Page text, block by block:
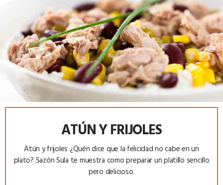
ATÚN Y FRIJOLES
Atún y frijoles ¿Quén dice que la felicidad no cabe en un
plato? Sazón Sula te muestra como preparar un platillo sencillo
pero delicioso.